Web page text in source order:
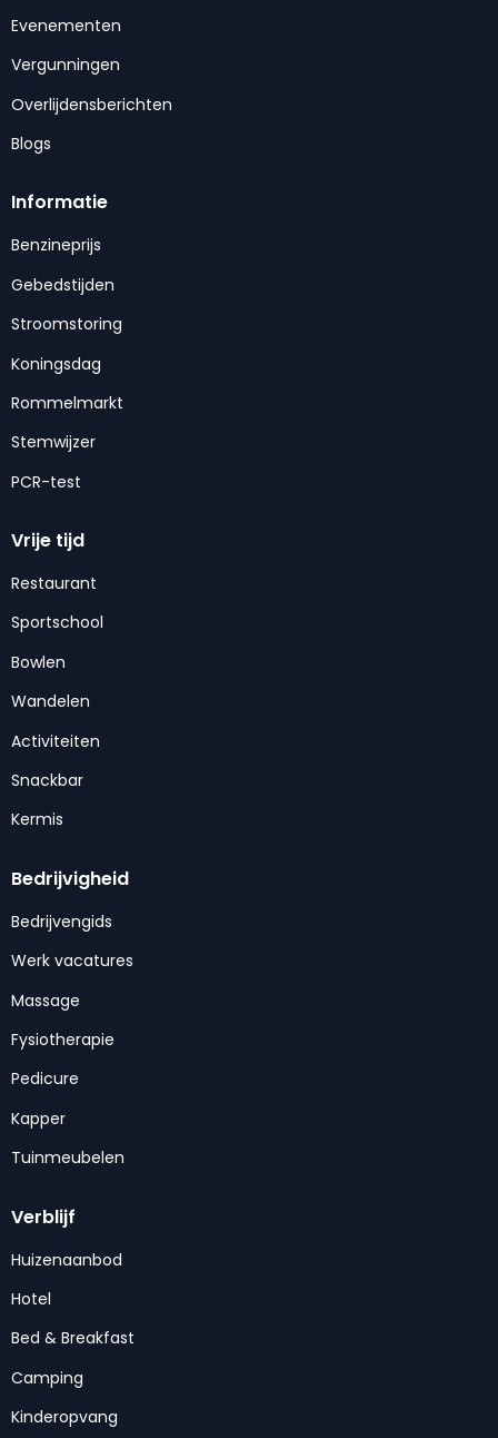
Evenementen
Vergunningen
Overlijdensberichten
Blogs
Informatie
Benzineprijs
Gebedstijden
Stroomstoring
Koningsdag
Rommelmarkt
Stemwijzer
PCR-test
Vrije tijd
Restaurant
Sportschool
Bowlen
Wandelen
Activiteiten
Snackbar
Kermis
Bedrijvigheid
Bedrijvengids
Werk vacatures
Massage
Fysiotherapie
Pedicure
Kapper
Tuinmeubelen
Verblijf
Huizenaanbod
Hotel
Bed & Breakfast
Camping
Kinderopvang